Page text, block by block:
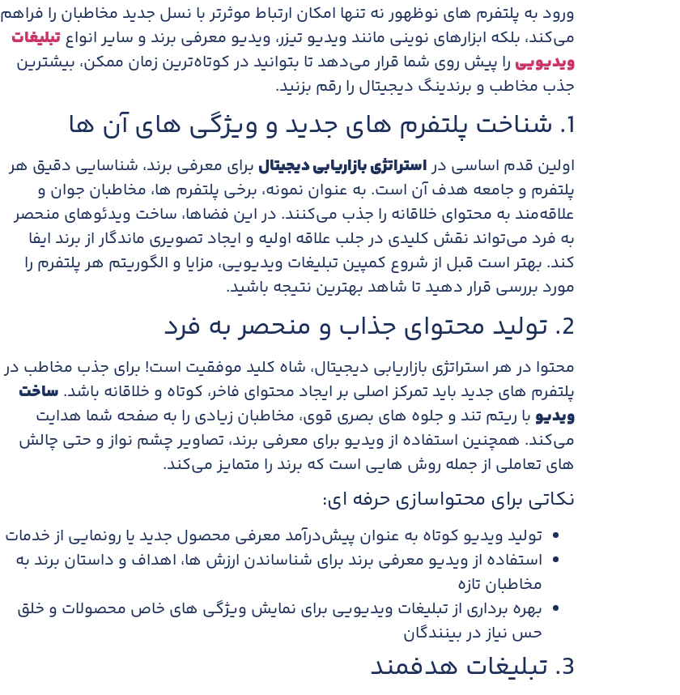
ورود به پلتفرم های نوظهور نه تنها امکان ارتباط موثرتر با نسل جدید مخاطبان را فراهم
می‌کند، بلکه ابزارهای نوینی مانند ویدیو تیزر، ویدیو معرفی برند و سایر انواعتبلیغات
ویدیویی را پیش روی شما قرار می‌دهد تا بتوانید در کوتاه‌ترین زمان ممکن، بیشترین
جذب مخاطب و برندینگ دیجیتال را رقم بزنید.​
1. شناخت پلتفرم های جدید و ویژگی های آن ها
اولین قدم اساسی دراستراتژی بازاریابی دیجیتال برای معرفی برند، شناسایی دقیق هر
پلتفرم و جامعه هدف آن است. به عنوان نمونه، برخی پلتفرم ها، مخاطبان جوان و
علاقه‌مند به محتوای خلاقانه را جذب می‌کنند. در این فضاها، ساخت ویدئوهای منحصر
به فرد می‌تواند نقش کلیدی در جلب علاقه اولیه و ایجاد تصویری ماندگار از برند ایفا
کند. بهتر است قبل از شروع کمپین تبلیغات ویدیویی، مزایا و الگوریتم هر پلتفرم را
مورد بررسی قرار دهید تا شاهد بهترین نتیجه باشید.​
2. تولید محتوای جذاب و منحصر به فرد
محتوا در هر استراتژی بازاریابی دیجیتال، شاه کلید موفقیت است! برای جذب مخاطب در
پلتفرم های جدید باید تمرکز اصلی بر ایجاد محتوای فاخر، کوتاه و خلاقانه باشد. ساخت
ویدیو با ریتم تند و جلوه های بصری قوی، مخاطبان زیادی را به صفحه شما هدایت
می‌کند. همچنین استفاده از ویدیو برای معرفی برند، تصاویر چشم نواز و حتی چالش
های تعاملی از جمله روش هایی است که برند را متمایز می‌کند.​
نکاتی برای محتواسازی حرفه ای:
تولید ویدیو کوتاه به عنوان پیش‌درآمد معرفی محصول جدید یا رونمایی از خدمات
استفاده از ویدیو معرفی برند برای شناساندن ارزش ها، اهداف و داستان برند به
مخاطبان تازه
بهره برداری از تبلیغات ویدیویی برای نمایش ویژگی های خاص محصولات و خلق
حس نیاز در بینندگان
3. تبلیغات هدفمند